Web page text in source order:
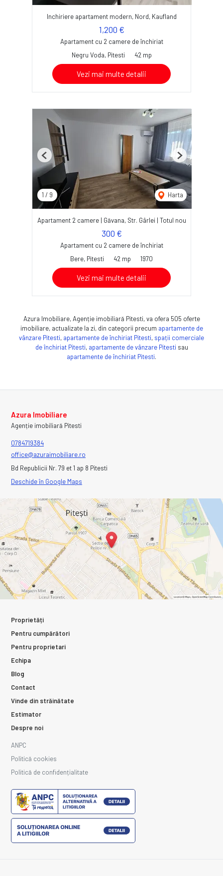
Inchiriere apartament modern, Nord, Kaufland
1,200 €
Apartament cu 2 camere de închiriat
Negru Voda, Pitesti
42 mp
Vezi mai multe detalii
1 / 9 Harta
Previous Next
Apartament 2 camere | Găvana, Str. Gârlei | Totul nou
300 €
Apartament cu 2 camere de închiriat
Bere, Pitesti
42 mp 1970
Vezi mai multe detalii
Azura Imobiliare, Agenție imobiliară Pitesti, va ofera 505 oferte
imobiliare, actualizate la zi, din categorii precum apartamente de
vânzare Pitesti, apartamente de închiriat Pitesti, spații comerciale
de închiriat Pitesti, apartamente de vânzare Pitesti sau
apartamente de închiriat Pitesti.
Azura Imobiliare
Agenție imobiliară Pitesti
0784719384
office@azuraimobiliare.ro
Bd Republicii Nr. 79 et 1 ap 8 Pitesti
Deschide în Google Maps
Proprietăți
Pentru cumpărători
Pentru proprietari
Echipa
Blog
Contact
Vinde din străinătate
Estimator
Despre noi
ANPC
Politică cookies
Politică de confidențialitate